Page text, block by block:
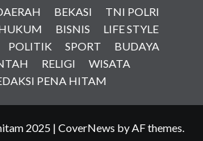
BEKASI
TNI POLRI
BISNIS
LIFE STYLE
POLITIK SPORT
BUDAYA
RELIGI
WISATA
PENA HITAM
2025 | CoverNews by AF themes.